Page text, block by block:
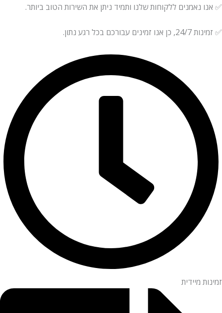
✅ אנו נאמנים ללקוחות שלנו ותמיד ניתן את השירות הטוב ביותר.
✅ זמינות 24/7, כן אנו זמינים עבורכם בכל רגע נתון.
זמינות מיידית